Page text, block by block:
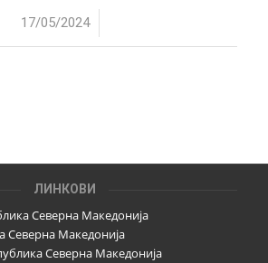
17/05/2024
/
ЛИНКОВИ
Северна Македонија
Северна Македонија
Северна Македонија